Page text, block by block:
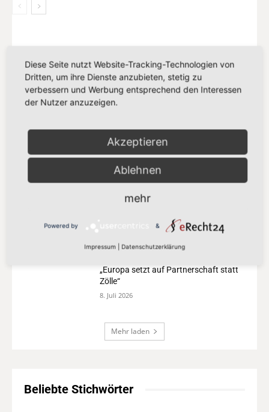
„Vorschlag bleibt hinter den
Klimazielen zurück“
21. Juli 2026
„Europa darf seinen Zahlungsverkehr
nicht länger anderen überlassen“
13. Juli 2026
„Der Kampf gegen Missbrauchsbilder
im Netz verdient mehr als eine
Übergangslösung“
8. Juli 2026
„Europa setzt auf Partnerschaft statt
Zölle“
8. Juli 2026
Mehr laden
Beliebte Stichwörter
Diese Seite nutzt Website-Tracking-Technologien von
Dritten, um ihre Dienste anzubieten, stetig zu
verbessern und Werbung entsprechend den Interessen
der Nutzer anzuzeigen.
Akzeptieren
Ablehnen
mehr
Powered by &
Impressum Datenschutzerklärung